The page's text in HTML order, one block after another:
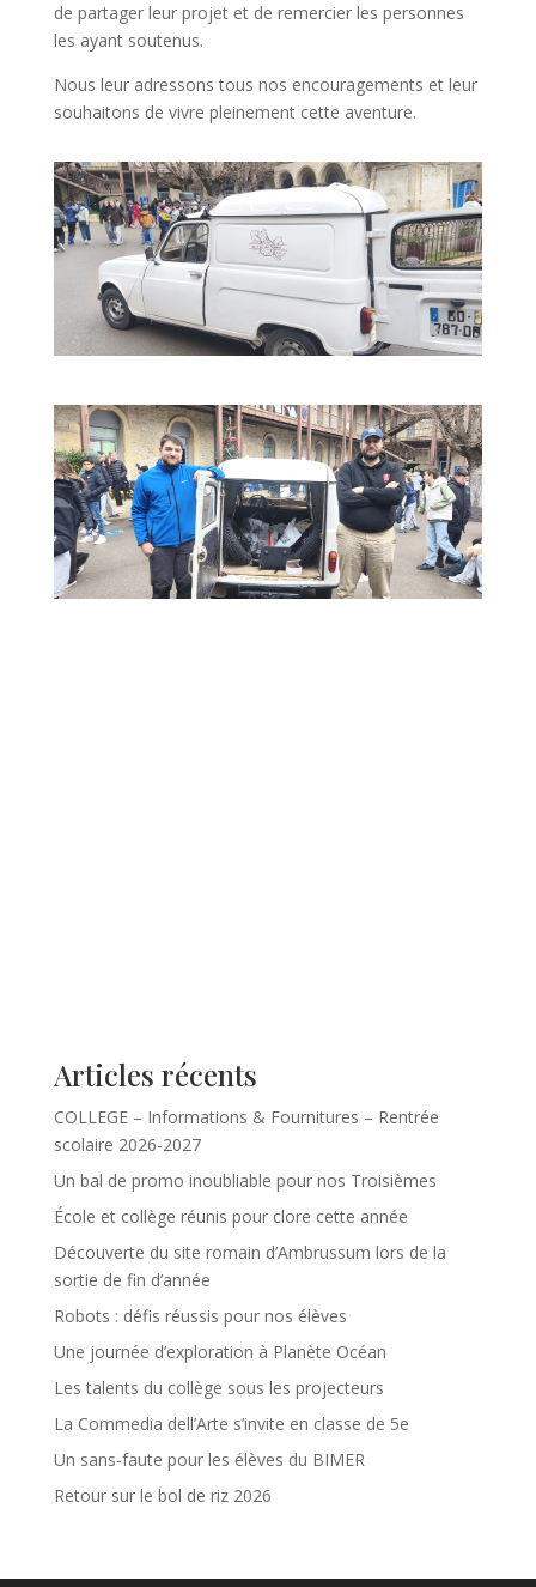
de partager leur projet et de remercier les personnes
les ayant soutenus.
Nous leur adressons tous nos encouragements et leur
souhaitons de vivre pleinement cette aventure.
Articles récents
COLLEGE – Informations & Fournitures – Rentrée
scolaire 2026-2027
Un bal de promo inoubliable pour nos Troisièmes
École et collège réunis pour clore cette année
Découverte du site romain d’Ambrussum lors de la
sortie de fin d’année
Robots : défis réussis pour nos élèves
Une journée d’exploration à Planète Océan
Les talents du collège sous les projecteurs
La Commedia dell’Arte s’invite en classe de 5e
Un sans‑faute pour les élèves du BIMER
Retour sur le bol de riz 2026